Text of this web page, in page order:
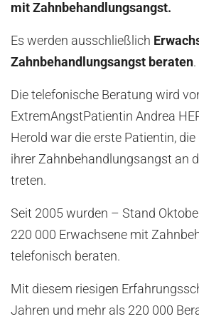
mit Zahnbehandlungsangst.
Es werden ausschließlich
Zahnbehandlungsangst beraten.
Die telefonische Beratung wird
ExtremAngstPatientin Andrea
Herold war die erste Patientin,
ihrer Zahnbehandlungsangst an
treten.
Seit 2005 wurden – Stand
220 000 Erwachsene mit
telefonisch beraten.
Mit diesem riesigen
Jahren und mehr als 220 000